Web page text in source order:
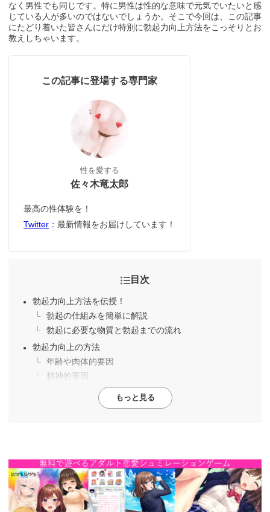
なく男性でも同じです。特に男性は性的な意味で元気でいたいと感
じている人が多いのではないでしょうか。そこで今回は、この記事
にたどり着いた皆さんにだけ特別に勃起力向上方法をこっそりとお
教えしちゃいます。
この記事に登場する専門家
性を愛する
佐々木竜太郎
最高の性体験を！
Twitter ：最新情報をお届けしています！
目次
勃起力向上方法を伝授！
勃起の仕組みを簡単に解説
勃起に必要な物質と勃起までの流れ
勃起力向上の方法
年齢や肉体的要因
精神的要因
もっと見る
https://cv-
measurement.com/ad/p/r?
medium=261&ad=687&creative=590